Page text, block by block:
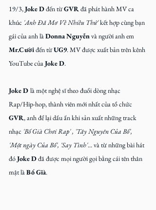
19/3, Joke D đến từ GVR đã phát hành MV ca
khúc 'Anh Đã Mơ Về Nhiều Thứ'kết hợp cùng bạn
gái của anh là Donna Nguyễn và người anh em
Mr.Cười đến từ UG9. MV được xuất bản trên kênh
YouTube của Joke D.
Joke D là một nghệ sĩ theo đuổi dòng nhạc
Rap/Hip-hop, thành viên mới nhất của tổ chức
GVR, anh để lại dấu ấn khi sản xuất những track
nhạc 'Bố Già Chơi Rap' , 'Tây Nguyên Của Bố',
'Một ngày Của Bố', 'Say Tình'...và từ những bài hát
đó Joke D đã được mọi người gọi bằng cái tên thân
mật là Bố Già.